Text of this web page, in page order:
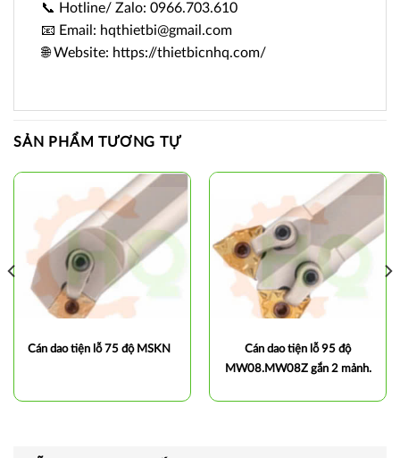
📞 Hotline/ Zalo: 0966.703.610
📧 Email: hqthietbi@gmail.com
🌐 Website: https://thietbicnhq.com/
SẢN PHẨM TƯƠNG TỰ
Cán dao tiện lỗ 75 độ MSKN
Cán dao tiện lỗ 95 độ
MW08.MW08Z gắn 2 mảnh.